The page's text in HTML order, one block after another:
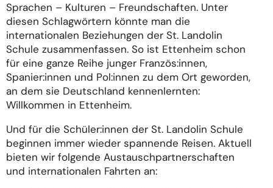
Sprachen – Kulturen – Freundschaften. Unter
diesen Schlagwörtern könnte man die
internationalen Beziehungen der St. Landolin
Schule zusammenfassen. So ist Ettenheim schon
für eine ganze Reihe junger Französ:innen,
Spanier:innen und Pol:innen zu dem Ort geworden,
an dem sie Deutschland kennenlernten:
Willkommen in Ettenheim.
Und für die Schüler:innen der St. Landolin Schule
beginnen immer wieder spannende Reisen. Aktuell
bieten wir folgende Austauschpartnerschaften
und internationalen Fahrten an: